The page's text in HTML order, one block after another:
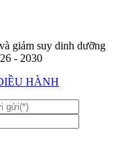
giảm suy dinh dưỡng
- 2030
HÀNH